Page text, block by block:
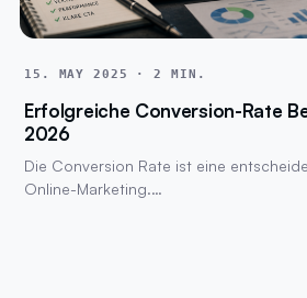
15. MAY 2025 · 2 MIN.
Erfolgreiche Conversion-Rate
2026
Die Conversion Rate ist eine
Online-Marketing.…